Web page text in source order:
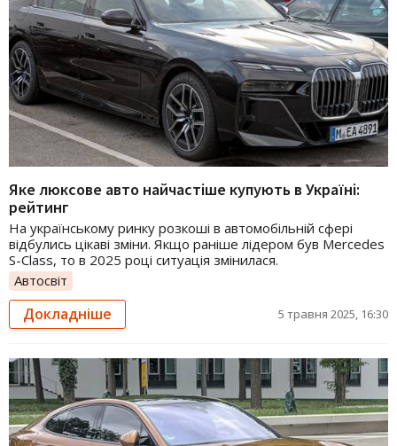
Яке люксове авто найчастіше купують в Україні:
рейтинг
На українському ринку розкоші в автомобільній сфері
відбулись цікаві зміни. Якщо раніше лідером був Mercedes
S-Class, то в 2025 році ситуація змінилася.
Автосвіт
Докладніше 5 травня 2025, 16:30